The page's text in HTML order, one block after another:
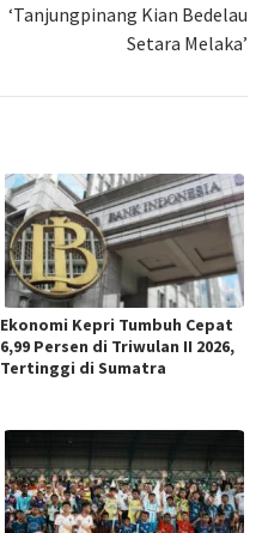
‘Tanjungpinang Kian Bedelau
Setara Melaka’
Ekonomi Kepri Tumbuh Cepat
6,99 Persen di Triwulan II 2026,
Tertinggi di Sumatra